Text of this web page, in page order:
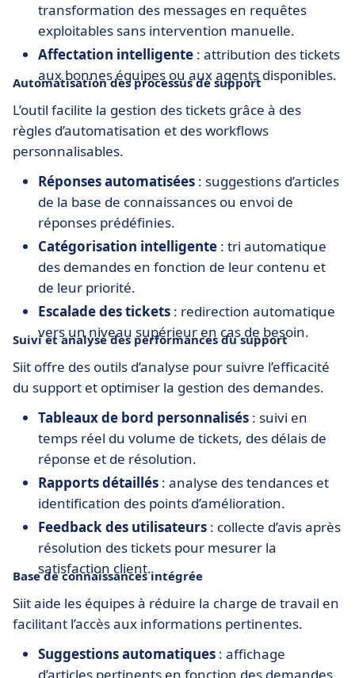
transformation des messages en requêtes
exploitables sans intervention manuelle.
Affectation intelligente : attribution des tickets
aux bonnes équipes ou aux agents disponibles.
Automatisation des processus de support
L’outil facilite la gestion des tickets grâce à des
règles d’automatisation et des workflows
personnalisables.
Réponses automatisées : suggestions d’articles
de la base de connaissances ou envoi de
réponses prédéfinies.
Catégorisation intelligente : tri automatique
des demandes en fonction de leur contenu et
de leur priorité.
Escalade des tickets : redirection automatique
vers un niveau supérieur en cas de besoin.
Suivi et analyse des performances du support
Siit offre des outils d’analyse pour suivre l’efficacité
du support et optimiser la gestion des demandes.
Tableaux de bord personnalisés : suivi en
temps réel du volume de tickets, des délais de
réponse et de résolution.
Rapports détaillés : analyse des tendances et
identification des points d’amélioration.
Feedback des utilisateurs : collecte d’avis après
résolution des tickets pour mesurer la
satisfaction client.
Base de connaissances intégrée
Siit aide les équipes à réduire la charge de travail en
facilitant l’accès aux informations pertinentes.
Suggestions automatiques : affichage